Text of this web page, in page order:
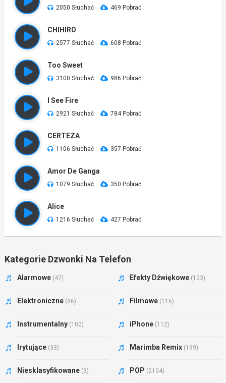
2050 Słuchać 469 Pobrać
CHIHIRO
2577 Słuchać 608 Pobrać
Too Sweet
3100 Słuchać 986 Pobrać
I See Fire
2921 Słuchać 784 Pobrać
CERTEZA
1106 Słuchać 357 Pobrać
Amor De Ganga
1079 Słuchać 350 Pobrać
Alice
1216 Słuchać 427 Pobrać
Kategorie Dzwonki Na Telefon
Alarmowe (47) Efekty Dźwiękowe (123)
Elektroniczne (86) Filmowe (116)
Instrumentalny (102) iPhone (112)
Irytujące (33) Marimba Remix (199)
Niesklasyfikowane (3) POP (2104)